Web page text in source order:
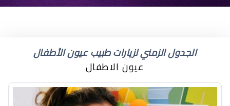
الجدول الزمني لزيارات طبيب عيون الأطفال
عيون الاطفال